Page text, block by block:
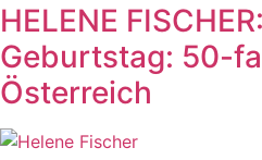
HELENE
Geburtstag: 50-
Österreich